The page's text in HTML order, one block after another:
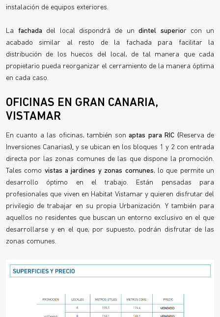
instalación de equipos exteriores.
La fachada del local dispondrá de undintel superior con un
acabado similar al resto de la fachada para facilitar la
distribución de los huecos del local, de tal manera que cada
propietario pueda reorganizar el cerramiento de la manera óptima
en cada caso.
OFICINAS EN GRAN CANARIA,
VISTAMAR
En cuanto a las oficinas, también sonaptas para RIC ( Reserva de
Inversiones Canarias), y se ubican en los bloques 1 y 2 con entrada
directa por las zonas comunes de las que dispone la promoción.
Tales como vistas a jardines y zonas comunes, lo que permite un
desarrollo óptimo en el trabajo. Están pensadas para
profesionales que viven en Habitat Vistamar y quieren disfrutar del
privilegio de trabajar en su propia Urbanización. Y también para
aquellos no residentes que buscan un entorno exclusivo en el que
desarrollarse y en el que, por supuesto, podrán disfrutar de las
zonas comunes.